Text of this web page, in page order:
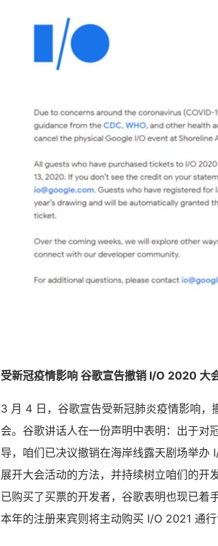
受新冠疫情影响 谷歌宣告撤销 I/O 2020 大
3 月 4 日，谷歌宣告受新冠肺炎疫情影响
会。谷歌讲话人在一份声明中表明：出于对
导，咱们已决议撤销在海岸线露天剧场举办
展开大会活动的方法，并持续树立咱们的开
已购买了买票的开发者，谷歌表明也现已
本年的注册来宾则将主动购买 I/O 2021 通行